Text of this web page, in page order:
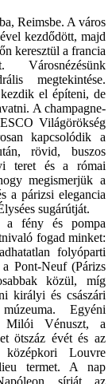
Reimsbe. A város
kezdődött, majd
keresztül a francia
Városnézésünk
megtekintése.
el építeni, de
A champagne-
Világörökség
kapcsolódik a
rövid, buszos
teret és a római
megismerjük a
a párizsi elegancia
sugárútját.
a fény és pompa
fogad minket:
folyóparti
Pont-Neuf (Párizs
közül, míg
királyi és császári
múzeuma. Egyéni
Milói Vénuszt, a
ötszáz évét és az
Louvre
termet. A nap